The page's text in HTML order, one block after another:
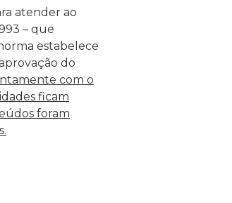
atender ao
– que
estabelece
do
com o
ficam
foram